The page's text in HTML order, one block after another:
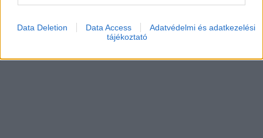
Data Deletion Data Access
Adatvédelmi és adatkezelési
tájékoztató